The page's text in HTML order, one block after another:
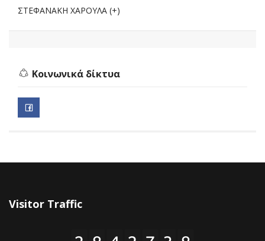
ΣΤΕΦΑΝΑΚΗ ΧΑΡΟΥΛΑ (+)
Κοινωνικά δίκτυα
Visitor Traffic